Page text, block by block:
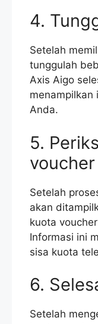
4.
Setelah
tunggulah
Axis Aigo
menampilkan
Anda.
5.
Setelah
akan
kuota
Informasi ini
sisa kuota
6.
Setelah